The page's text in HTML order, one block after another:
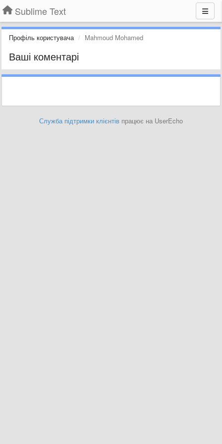
Sublime Text
Профіль користувача Mahmoud Mohamed
Ваші коментарі
Служба підтримки клієнтів працює на UserEcho